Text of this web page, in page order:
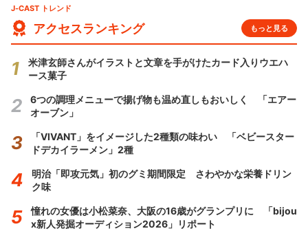
J-CAST トレンド
アクセスランキング もっと見る
米津玄師さんがイラストと文章を手がけたカード入りウエハ
ース菓子
6つの調理メニューで揚げ物も温め直しもおいしく 「エアー
オーブン」
「VIVANT」をイメージした2種類の味わい 「ベビースター
ドデカイラーメン」2種
明治「即攻元気」初のグミ期間限定 さわやかな栄養ドリン
ク味
憧れの女優は小松菜奈、大阪の16歳がグランプリに 「bijou
x新人発掘オーディション2026」リポート